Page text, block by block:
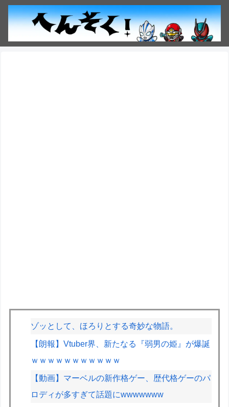
ゾッとして、ほろりとする奇妙な物語。
【朗報】Vtuber界、新たなる『弱男の姫』が爆誕
ｗｗｗｗｗｗｗｗｗｗｗ
【動画】マーベルの新作格ゲー、歴代格ゲーのパ
ロディが多すぎて話題にwwwwwww